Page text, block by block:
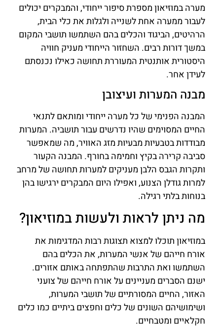
מערה במוזיאון מספרת סיפור ייחודי, והמבקרים יכולים
לעבור ממערה אחת לשנייה ולגלות את כלי הבית,
הרהיטים, הביגוד והכלים בהם השתמשו תושבי המקום
במשך דורות רבים. השחזור הייחודי מעניק חוויה
היסטורית אותנטית המעוררת תחושה כאילו נכנסתם
לעידן אחר.
מבנה המערות ועיצובן
המבנה הפנימי של כל מערה ייחודי ומותאם לתנאי
החיים המסוימים שהיו נדרשים עבור תושביה. המערות
מבודדות בטבעיות מבעיות מזג האוויר, מה שמאפשר
סביבה קרירה בקיץ וחמימה בחורף. המבנה הקעור
ותקרות הגבס הלבן מעניקים למערות תחושה של מרחב
למרות גודלן הצנוע, ואפילו היום המבקרים ירגישו בהן
בנוחות בלתי רגילה.
מה ניתן לראות ולעשות במוזיאון?
במוזיאון תוכלו למצוא תצוגות רבות המדגימות את
אורח חייהם של אנשי המערות, את הכלים בהם
השתמשו ואת התרבות שהתפתחה באותם אזורים.
ישנם הסברים מעניינים על אורח חייהם של צועני
האזור, החיים המסורתיים של תושבי המערות,
ושימושיהם השונים של כלים וחפצים ביתיים כמו כלים
חקלאיים ומטבחיים.